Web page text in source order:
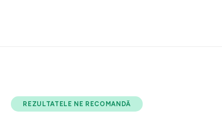
REZULTATELE NE RECOMANDĂ